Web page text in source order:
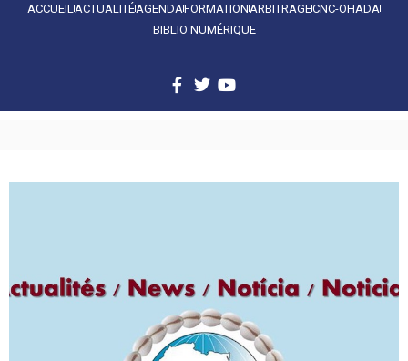
ACCUEIL ACTUALITÉAGENDAFORMATION ARBITRAGECNC-OHADA
BIBLIO NUMÉRIQUE